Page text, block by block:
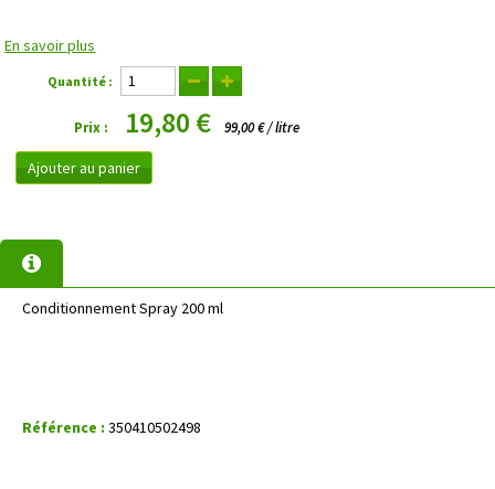
En savoir plus
Quantité :
Prix : 19,80 € 99,00 € / litre
Ajouter au panier
Conditionnement Spray 200 ml
Référence : 350410502498